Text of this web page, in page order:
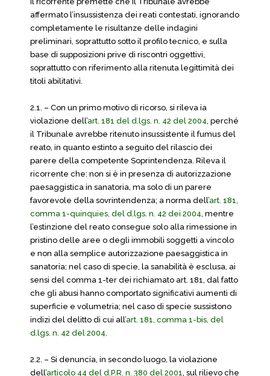
affermato l’insussistenza dei reati contestati, ignorando
completamente le risultanze delle indagini
preliminari, soprattutto sotto il profilo tecnico, e sulla
base di supposizioni prive di riscontri oggettivi,
soprattutto con riferimento alla ritenuta legittimità dei
titoli abilitativi.
2.1. – Con un primo motivo di ricorso, si rileva ia
violazione dell’art. 181 del d.lgs. n. 42 del 2004, perché
il Tribunale avrebbe ritenuto insussistente il fumus del
reato, in quanto estinto a seguito del rilascio dei
parere della competente Soprintendenza. Rileva il
ricorrente che: non si è in presenza di autorizzazione
paesaggistica in sanatoria, ma solo di un parere
favorevole della sovrintendenza; a norma dell’art. 181,
comma 1-quinquies, del d.lgs. n. 42 dei 2004, mentre
l’estinzione del reato consegue solo alla rimessione in
pristino delle aree o degli immobili soggetti a vincolo
e non alla semplice autorizzazione paesaggistica in
sanatoria; nel caso di specie, la sanabilità è esclusa, ai
sensi del comma 1-ter dei richiamato art. 181, dal fatto
che gli abusi hanno comportato significativi aumenti di
superficie e volumetria; nel caso di specie sussistono
indizi del delitto di cui all’art. 181, comma 1-bis, del
d.lgs. n. 42 del 2004.
2.2. – Si denuncia, in secondo luogo, la violazione
dell’articolo 44 del d.P.R. n. 380 del 2001, sul rilievo che